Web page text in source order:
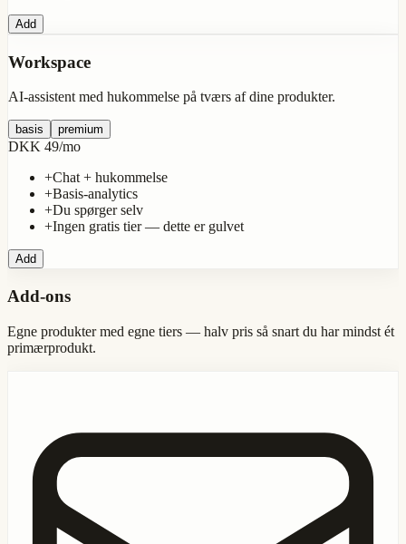
Add
Workspace
AI-assistent med hukommelse på tværs af dine produkter.
basis premium
DKK 49/mo
+Chat + hukommelse
+Basis-analytics
+Du spørger selv
+Ingen gratis tier — dette er gulvet
Add
Add-ons
Egne produkter med egne tiers — halv pris så snart du har mindst ét
primærprodukt.